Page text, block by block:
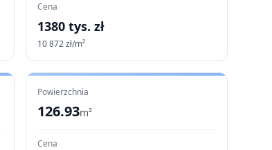
Cena
1380 tys. zł
10 872zł/m²
Powierzchnia
126.93m²
Cena